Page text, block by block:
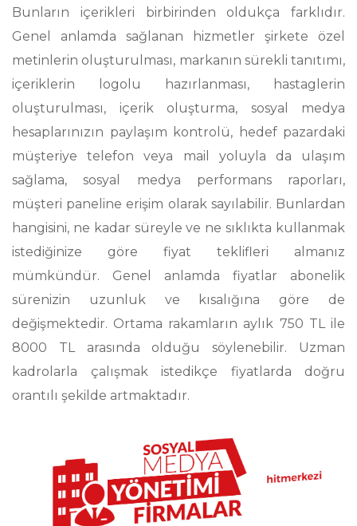
Bunların içerikleri birbirinden oldukça farklıdır.
Genel anlamda sağlanan hizmetler şirkete özel
metinlerin oluşturulması, markanın sürekli tanıtımı,
içeriklerin logolu hazırlanması, hastaglerin
oluşturulması, içerik oluşturma, sosyal medya
hesaplarınızın paylaşım kontrolü, hedef pazardaki
müşteriye telefon veya mail yoluyla da ulaşım
sağlama, sosyal medya performans raporları,
müşteri paneline erişim olarak sayılabilir. Bunlardan
hangisini, ne kadar süreyle ve ne sıklıkta kullanmak
istediğinize göre fiyat teklifleri almanız
mümkündür. Genel anlamda fiyatlar abonelik
sürenizin uzunluk ve kısalığına göre de
değişmektedir. Ortama rakamların aylık 750 TL ile
8000 TL arasında olduğu söylenebilir. Uzman
kadrolarla çalışmak istedikçe fiyatlarda doğru
orantılı şekilde artmaktadır.